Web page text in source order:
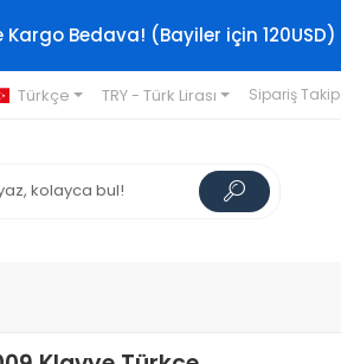
Kargo Bedava! (Bayiler için 120USD)
Türkçe TRY - Türk Lirası Sipariş Takip